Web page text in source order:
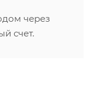
через
счет.